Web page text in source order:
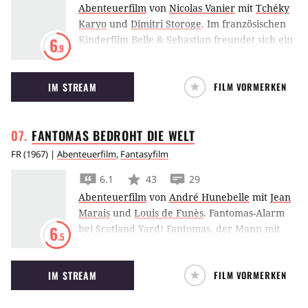
6.9
Abenteuerfilm von Nicolas Vanier mit Tchéky
Karyo und Dimitri Storoge. Im französischen
Kinderfilm Belle & Sebastian freundet sich ein
Hund an.
IM STREAM FILM VORMERKEN
FANTOMAS BEDROHT DIE WELT
FR(1967) | Abenteuerfilm, Fantasyfilm
6.5
6.1 43
29
Abenteuerfilm von André Hunebelle mit Jean
Marais und Louis de Funès. Fantomas-Alarm
bei Scotland Yard! Fantomas, der Mann mit
Schloss am schottischen Loch Ness
niedergelassen, von dem aus er seine
kriminellen Machenschaften steuert: Er
IM STREAM FILM VORMERKEN